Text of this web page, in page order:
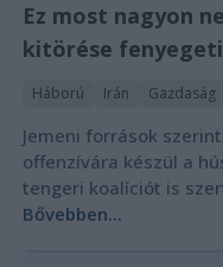
Ez most nagyon
kitörése
Háború Irán Gazdaság
Jemeni források
offenzívára készül a
tengeri koalíciót is
Bővebben...